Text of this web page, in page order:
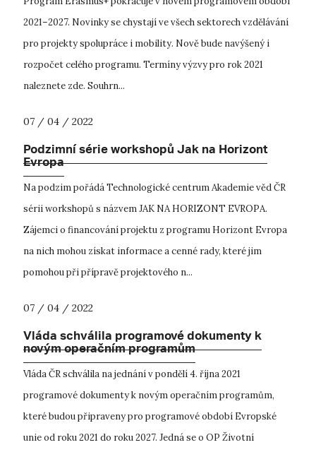
2021–2027. Novinky se chystají ve všech sektorech vzdělávání
pro projekty spolupráce i mobility. Nově bude navýšený i
rozpočet celého programu. Termíny výzvy pro rok 2021
naleznete zde. Souhrn...
07 / 04 / 2022
Podzimní série workshopů Jak na Horizont
Evropa
Na podzim pořádá Technologické centrum Akademie věd ČR
sérii workshopů s názvem JAK NA HORIZONT EVROPA.
Zájemci o financování projektu z programu Horizont Evropa
na nich mohou získat informace a cenné rady, které jim
pomohou při přípravě projektového n...
07 / 04 / 2022
Vláda schválila programové dokumenty k
novým operačním programům
Vláda ČR schválila na jednání v pondělí 4. října 2021
programové dokumenty k novým operačním programům,
které budou připraveny pro programové období Evropské
unie od roku 2021 do roku 2027. Jedná se o OP Životní